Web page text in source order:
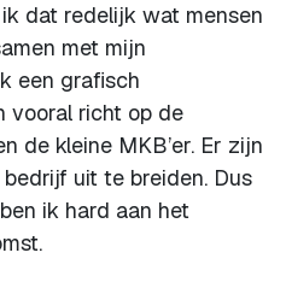
dat redelijk wat mensen
met mijn
een grafisch
vooral richt op de
de kleine MKB’er. Er zijn
uit te breiden. Dus
ik hard aan het